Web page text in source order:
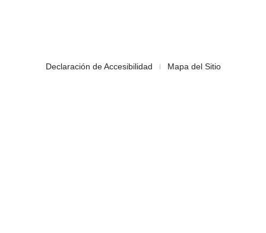
Declaración de Accesibilidad Mapa del Sitio